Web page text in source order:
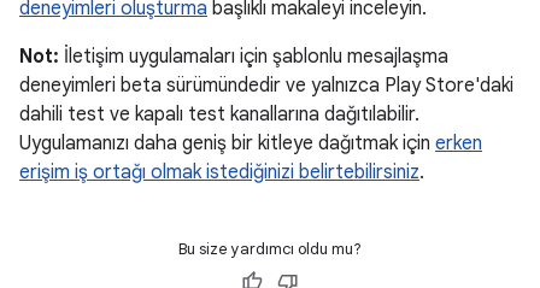
deneyimleri oluşturma başlıklı makaleyi inceleyin.
Not: İletişim uygulamaları için şablonlu mesajlaşma
deneyimleri beta sürümündedir ve yalnızca Play Store'daki
dahili test ve kapalı test kanallarına dağıtılabilir.
Uygulamanızı daha geniş bir kitleye dağıtmak için erken
erişim iş ortağı olmak istediğinizi belirtebilirsiniz.
Bu size yardımcı oldu mu?